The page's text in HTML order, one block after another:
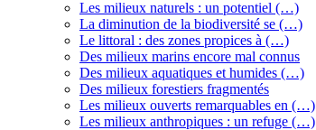
Les milieux naturels : un potentiel (…)
La diminution de la biodiversité se (…)
Le littoral : des zones propices à (…)
Des milieux marins encore mal connus
Des milieux aquatiques et humides (…)
Des milieux forestiers fragmentés
Les milieux ouverts remarquables en (…)
Les milieux anthropiques : un refuge (…)